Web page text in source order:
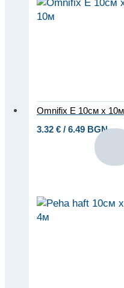
Omnifix E 10см x 10м
3.32 € / 6.49 BGN